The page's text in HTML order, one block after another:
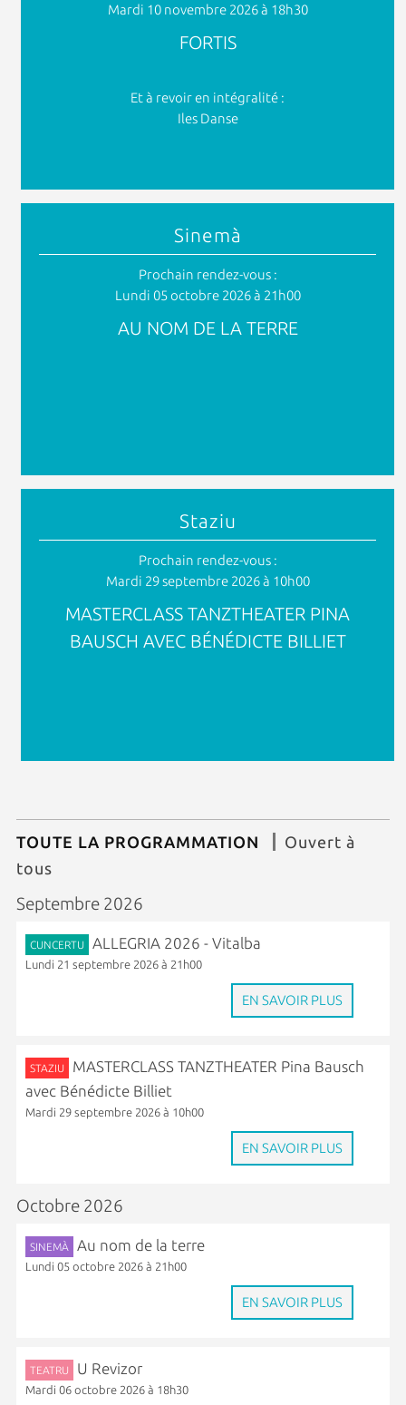
Mardi 10 novembre 2026 à 18h30
FORTIS
Et à revoir en intégralité :
Iles Danse
Sinemà
Prochain rendez-vous :
Lundi 05 octobre 2026 à 21h00
AU NOM DE LA TERRE
Staziu
Prochain rendez-vous :
Mardi 29 septembre 2026 à 10h00
MASTERCLASS TANZTHEATER PINA
BAUSCH AVEC BÉNÉDICTE BILLIET
TOUTE LA PROGRAMMATION
Ouvert à
tous
Septembre 2026
CUNCERTU ALLEGRIA 2026 - Vitalba
Lundi 21 septembre 2026 à 21h00
EN SAVOIR PLUS
STAZIU
MASTERCLASS TANZTHEATER Pina Bausch
avec Bénédicte Billiet
Mardi 29 septembre 2026 à 10h00
EN SAVOIR PLUS
Octobre 2026
SINEMÀ Au nom de la terre
Lundi 05 octobre 2026 à 21h00
EN SAVOIR PLUS
TEATRU U Revizor
Mardi 06 octobre 2026 à 18h30